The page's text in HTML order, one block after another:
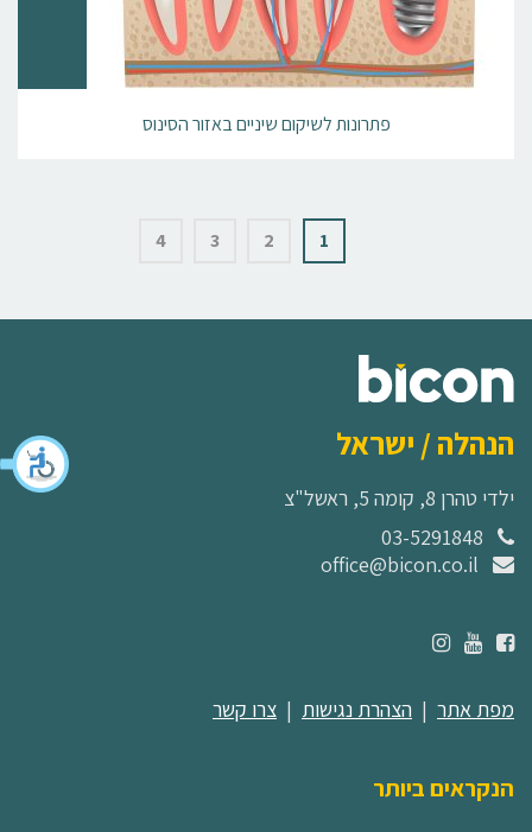
פתרונות לשיקום שיניים באזור הסינוס
1
2
3
4
הנהלה / ישראל
ילדי טהרן 8, קומה 5, ראשל"צ
מפת אתר | הצהרת נגישות | צרו קשר
הנקראים ביותר